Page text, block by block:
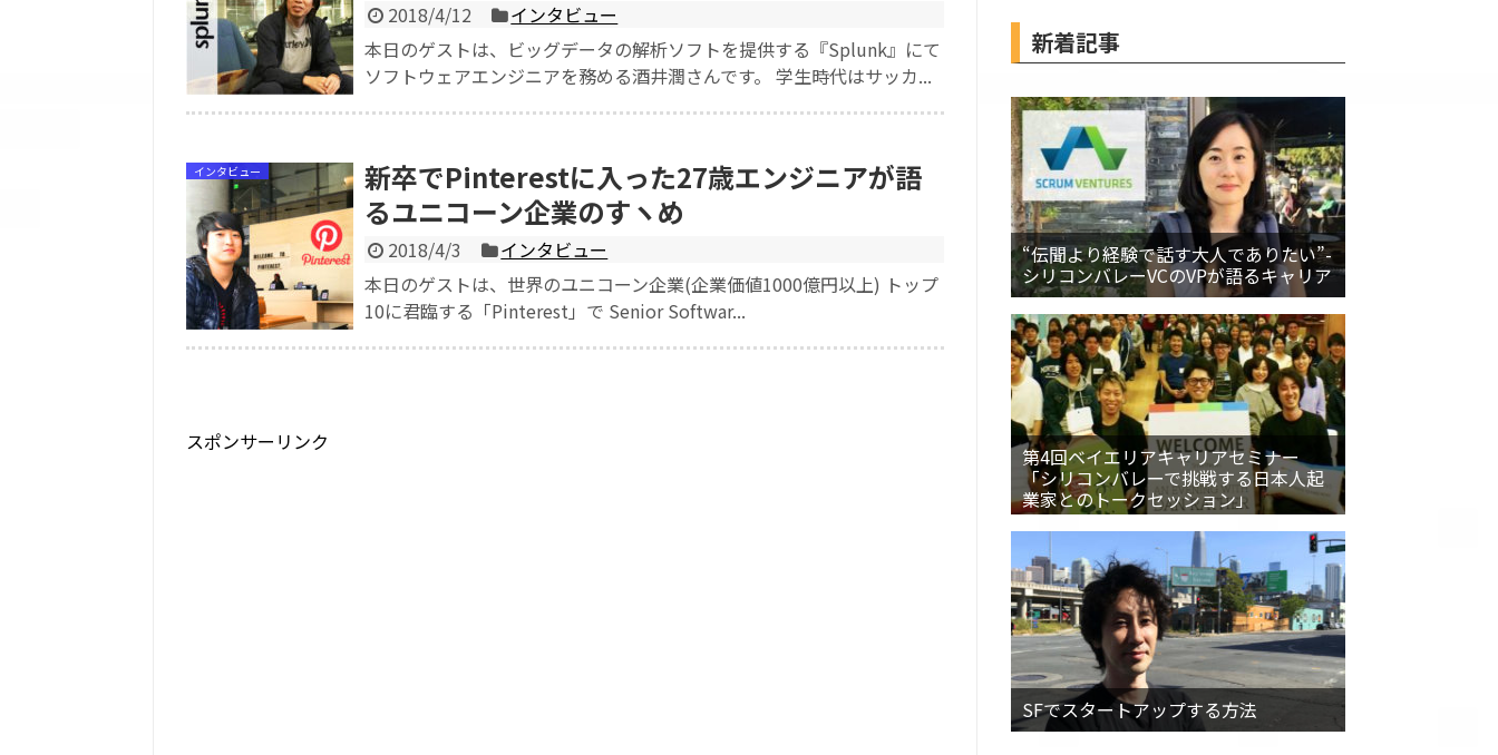
2018/4/12
インタビュー
本日のゲストは、ビッグデータの解析ソフトを提供する『Splunk』にて
ソフトウェアエンジニアを務める酒井潤さんです。 学生時代はサッカ...
インタビュー
新卒でPinterestに入った27歳エンジニアが語
るユニコーン企業のすヽめ
2018/4/3
インタビュー
本日のゲストは、世界のユニコーン企業(企業価値1000億円以上) トップ
10に君臨する「Pinterest」で Senior Softwar...
スポンサーリンク
新着記事
“伝聞より経験で話す大人でありたい”-
シリコンバレーVCのVPが語るキャリア
第4回ベイエリアキャリアセミナー
「シリコンバレーで挑戦する日本人起
業家とのトークセッション」
SFでスタートアップする方法